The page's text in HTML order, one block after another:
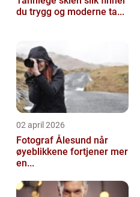
du trygg og moderne ta...
02 april 2026
Fotograf Ålesund når
øyeblikkene fortjener mer
en...